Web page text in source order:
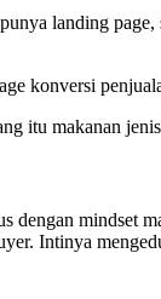
landing
konversi
itu makanan
dengan mindset
Intinya